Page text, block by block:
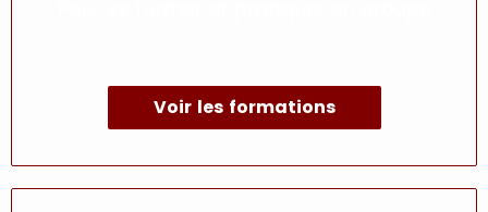
Voir les formations